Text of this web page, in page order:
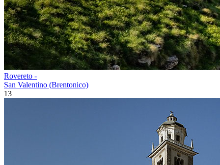
Rovereto -
San Valentino (Brentonico)
13